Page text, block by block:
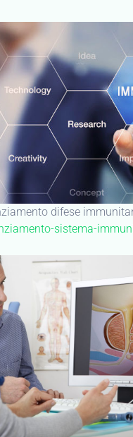
difese
sistema-